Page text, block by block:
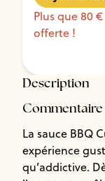
Plus que 80
offerte !
Description
Commentaire
La sauce BBQ
expérience
qu’addictive.